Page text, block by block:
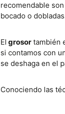
recomendable
bocado o
El grosor también
si contamos con
se deshaga en el
Conociendo las